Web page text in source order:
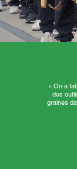
« On a
des
graines